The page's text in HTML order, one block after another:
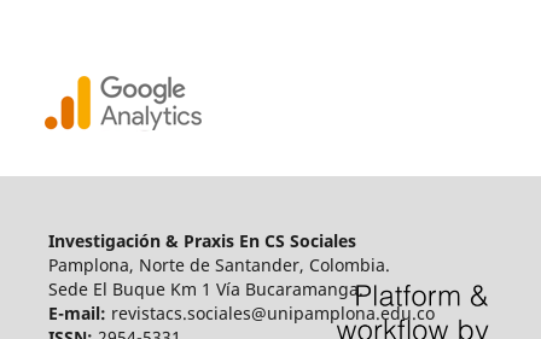
Investigación & Praxis En CS Sociales
Pamplona, Norte de Santander, Colombia.
Sede El Buque Km 1 Vía Bucaramanga.
E-mail: revistacs.sociales@unipamplona.edu.co